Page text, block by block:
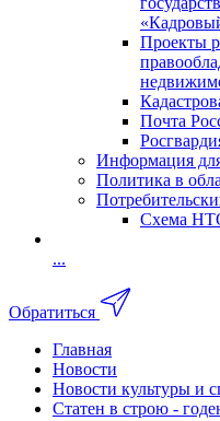
Проекты
Почта
Информация
Политика в
Схема
...
Обратиться
Главная
Новости
Новости культуры и
Статен в строю -